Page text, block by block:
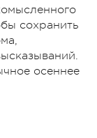
сохранить
осеннее